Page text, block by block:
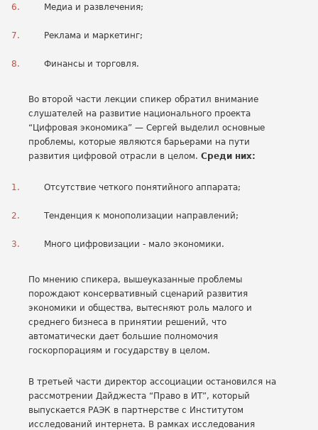
Медиа и развлечения;
Реклама и маркетинг;
Финансы и торговля.
Во второй части лекции спикер обратил внимание
слушателей на развитие национального проекта
“Цифровая экономика” — Сергей выделил основные
проблемы, которые являются барьерами на пути
развития цифровой отрасли в целом. Среди них:
Отсутствие четкого понятийного аппарата;
Тенденция к монополизации направлений;
Много цифровизации - мало экономики.
По мнению спикера, вышеуказанные проблемы
порождают консервативный сценарий развития
экономики и общества, вытесняют роль малого и
среднего бизнеса в принятии решений, что
автоматически дает большие полномочия
госкорпорациям и государству в целом.
В третьей части директор ассоциации остановился на
рассмотрении Дайджеста “Право в ИТ”, который
выпускается РАЭК в партнерстве с Институтом
исследований интернета. В рамках исследования